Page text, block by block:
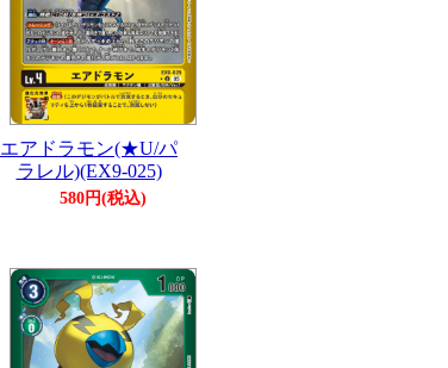
エアドラモン(★U/パ
ラレル)(EX9-025)
580円(税込)